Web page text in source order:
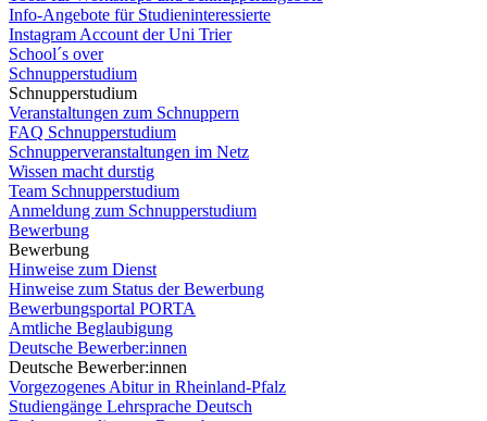
Info-Angebote für Studieninteressierte
Instagram Account der Uni Trier
School´s over
Schnupperstudium
Schnupperstudium
Veranstaltungen zum Schnuppern
FAQ Schnupperstudium
Schnupperveranstaltungen im Netz
Wissen macht durstig
Team Schnupperstudium
Anmeldung zum Schnupperstudium
Bewerbung
Bewerbung
Hinweise zum Dienst
Hinweise zum Status der Bewerbung
Bewerbungsportal PORTA
Amtliche Beglaubigung
Deutsche Bewerber:innen
Deutsche Bewerber:innen
Vorgezogenes Abitur in Rheinland-Pfalz
Studiengänge Lehrsprache Deutsch